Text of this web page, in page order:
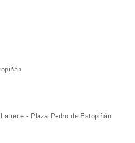
- Plaza Pedro de Estopiñán